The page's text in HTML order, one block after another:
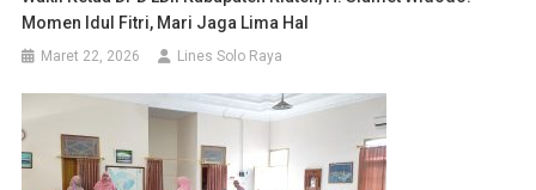
Momen Idul Fitri, Mari Jaga Lima Hal
Maret 22, 2026 Lines Solo Raya